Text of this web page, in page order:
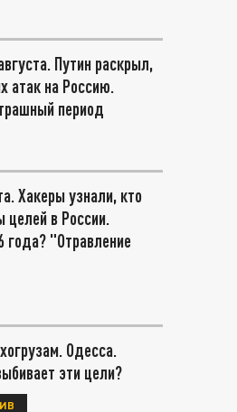
Путин раскрыл,
атак на Россию.
период
Хакеры узнали, кто
в России.
года? "Отравление
Одесса.
эти цели?